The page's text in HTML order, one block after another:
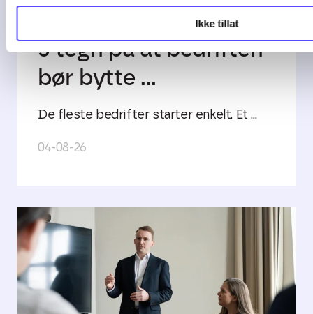
Ikke tillat
5 tegn på at bedriften
bør bytte ...
De fleste bedrifter starter enkelt. Et ...
04-08-26